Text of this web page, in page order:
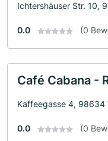
Ichtershäuser Str. 10,
0.0 (0
Café Cabana -
Kaffeegasse 4, 98634
0.0 (0